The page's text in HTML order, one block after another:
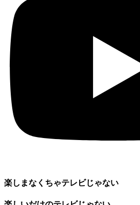
楽しまなくちゃテレビじゃない